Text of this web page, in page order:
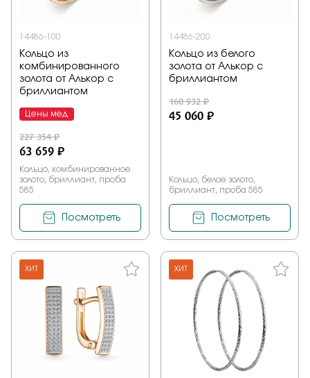
14486-100
Кольцо из
комбинированного
золота от Алькор с
бриллиантом
Цены мед
227 354 ₽
63 659 ₽
Кольцо, комбинированное
золото, бриллиант, проба
585
Посмотреть
14486-200
Кольцо из белого
золота от Алькор с
бриллиантом
160 932 ₽
45 060 ₽
Кольцо, белое золото,
бриллиант, проба 585
Посмотреть
ХИТ ХИТ